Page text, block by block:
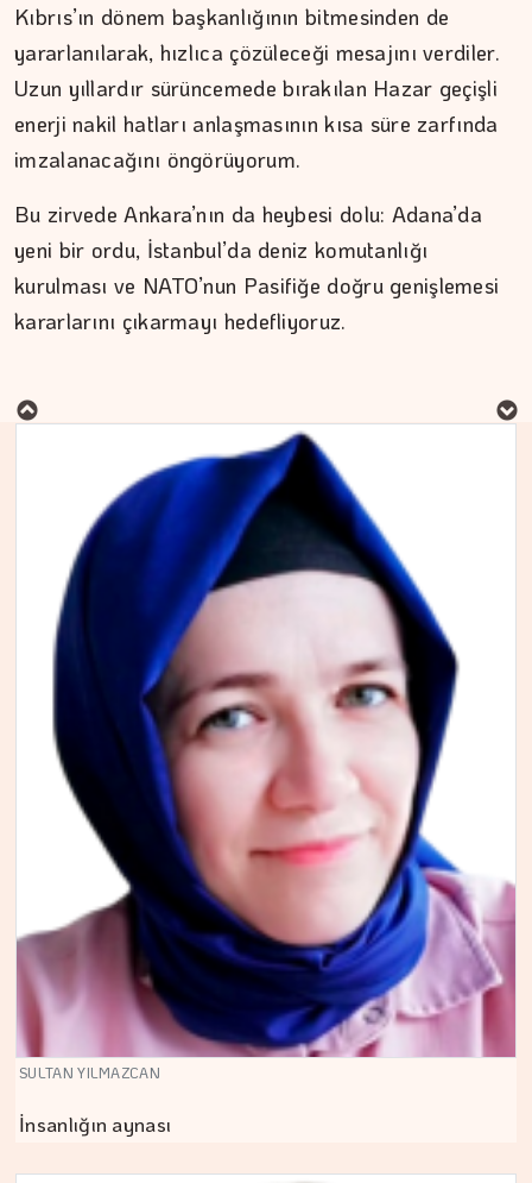
Kıbrıs’ın dönem başkanlığının bitmesinden de
yararlanılarak, hızlıca çözüleceği mesajını verdiler.
Uzun yıllardır sürüncemede bırakılan Hazar geçişli
enerji nakil hatları anlaşmasının kısa süre zarfında
imzalanacağını öngörüyorum.
Bu zirvede Ankara’nın da heybesi dolu: Adana’da
yeni bir ordu, İstanbul’da deniz komutanlığı
kurulması ve NATO’nun Pasifiğe doğru genişlemesi
kararlarını çıkarmayı hedefliyoruz.
MURAT DOĞAN
SULTAN YILMAZCAN
İnsanlığın aynası